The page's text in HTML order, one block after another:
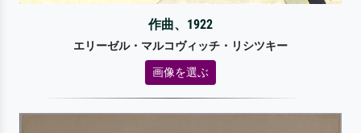
作曲、1922
エリーゼル・マルコヴィッチ・リシツキー
画像を選ぶ